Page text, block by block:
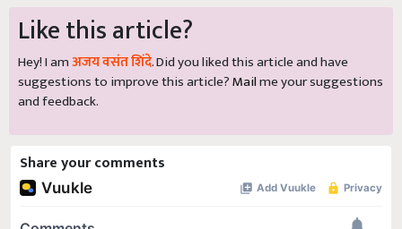
Like this article?
Hey! I amअजय वसंत शिंदे. Did you liked this article and have
suggestions to improve this article?Mailme your suggestions
and feedback.
Share your comments